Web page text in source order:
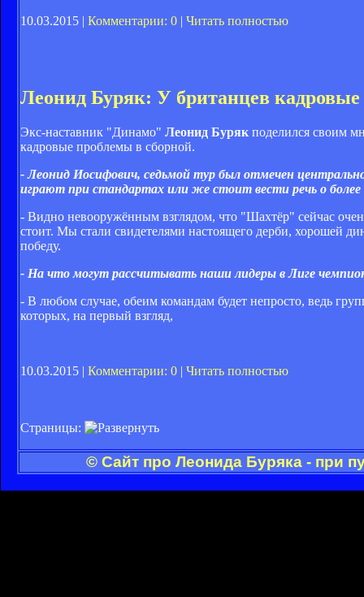
10.03.2015 | Комментарии: 0 | Читать полностью
Леонид Буряк: У британцев
Экс-наставник "Динамо" Леонид Буряк поделился своим
кадровые проблемы в сборной.
- Леонид Иосифович, седьмой тур был отмечен
играют при стандартах или же стоит вести речь о более
- Видно невооружённым взглядом, что "Шахтёр" сейчас
стоит. Мы стали свидетелями настоящего дерби, хорошей
победу.
- На что могут рассчитывать наши лидеры в Лиге
- В любом случае, обеим командам будет непросто, ведь
которых, на первый взгляд,
10.03.2015 | Комментарии: 0 | Читать полностью
Страницы:
© Сайт про Леонида Буряка - при